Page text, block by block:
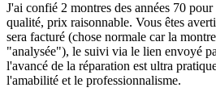
J'ai confié 2 montres des années 70
qualité, prix raisonnable. Vous êtes
sera facturé (chose normale car la
"analysée"), le suivi via le lien envoyé
l'avancé de la réparation est ultra
l'amabilité et le professionnalisme.